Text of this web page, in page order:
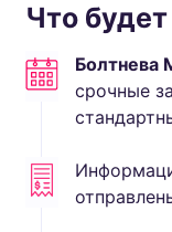
Что
Болтнева
срочные